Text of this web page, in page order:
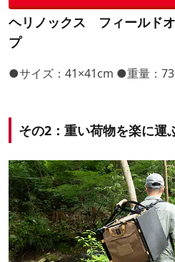
ヘリノックス フィールド
プ
●サイズ：41×41cm ●重量：
その2：重い荷物を楽に運